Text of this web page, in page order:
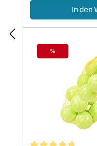
In den
Rabatt
%